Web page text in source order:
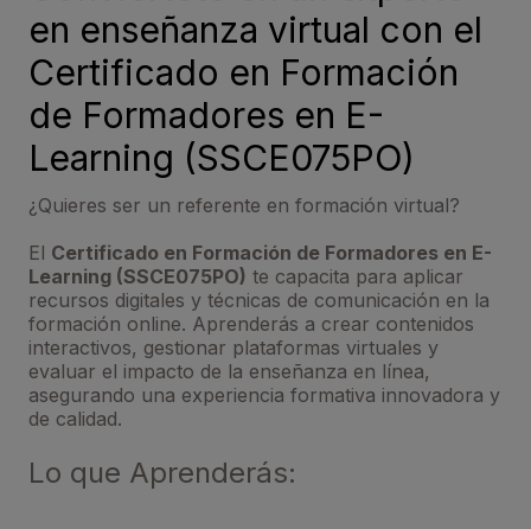
en enseñanza virtual con el
Certificado en Formación
de Formadores en E-
Learning (SSCE075PO)
¿Quieres ser un referente en formación virtual?
El Certificado en Formación de Formadores en E-
Learning (SSCE075PO) te capacita para aplicar
recursos digitales y técnicas de comunicación en la
formación online. Aprenderás a crear contenidos
interactivos, gestionar plataformas virtuales y
evaluar el impacto de la enseñanza en línea,
asegurando una experiencia formativa innovadora y
de calidad.
Lo que Aprenderás: